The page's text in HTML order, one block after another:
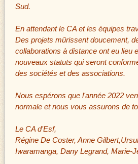
Sud.
En attendant le CA et les équipes
Des projets mûrissent doucement,
collaborations à distance ont eu lieu
nouveaux statuts qui seront
des sociétés etdes associations.
Nous espérons que l'année 2022
normale et nous vous assurons de
Le CA d'Esf,
Régine De Coster, Anne
Iwaramanga, Dany Legrand, Marie-